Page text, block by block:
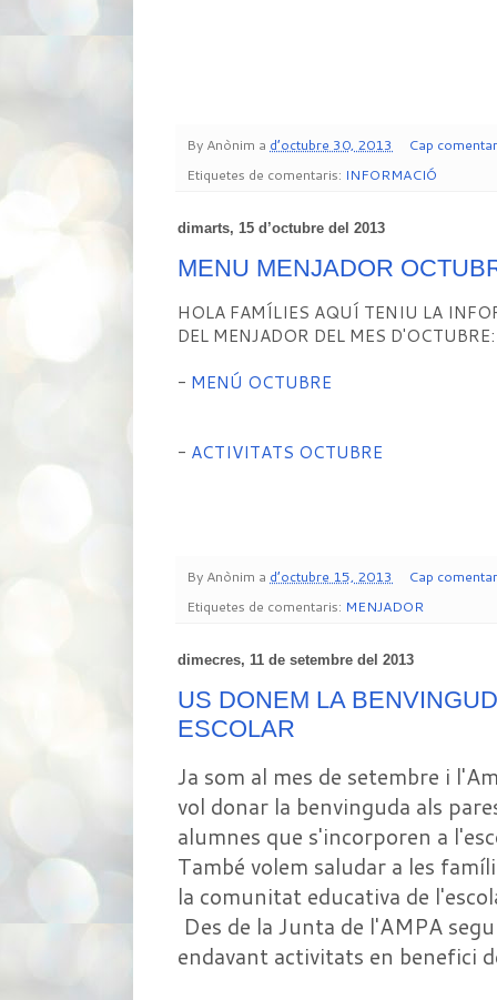
By Anònim a d’octubre 30, 2013
Cap
Etiquetes de comentaris: INFORMACIÓ
dimarts, 15 d’octubre del 2013
MENU MENJADOR
HOLA FAMÍLIES AQUÍ TENIU LA
DEL MENJADOR DEL MES D'OCTUBRE:
- MENÚ OCTUBRE
- ACTIVITATS OCTUBRE
By Anònim a d’octubre 15, 2013
Cap
Etiquetes de comentaris: MENJADOR
dimecres, 11 de setembre del 2013
US DONEM LA
ESCOLAR
Ja som al mes de setembre i
vol donar la benvinguda als
alumnes que s'incorporen a
També volem saludar a les
la comunitat educativa de
Des de la Junta de l'AMPA
endavant activitats en benefici